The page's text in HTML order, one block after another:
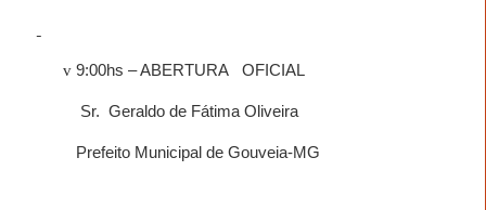
v 9:00hs – ABERTURA OFICIAL
Sr. Geraldo de Fátima Oliveira
Prefeito Municipal de Gouveia-MG